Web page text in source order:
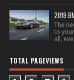
2019
The
to
all,
TOTAL PAGEVIEWS